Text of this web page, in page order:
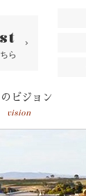
ら
ビジョン
vision